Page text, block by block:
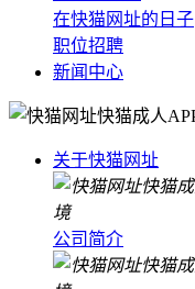
在快猫网址的日子
职位招聘
新闻中心
关于快猫网址
公司简介